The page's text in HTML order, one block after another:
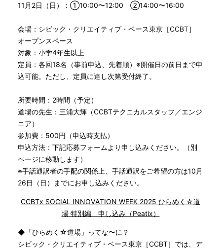
11月2日（日）：①10:00〜12:00 ②14:00〜16:00
会場：シビック・クリエイティブ・ベース東京［CCBT］
オープンスペース
対象：小学4年生以上
定員：各回18名（事前申込、先着順）※開催日の前日まで申
込可能。ただし、定員に達し次第受付終了。
所要時間：2時間（予定）
道場の先生：三浦大輝（CCBTテクニカルスタッフ／エンジ
ニア）
参加費：500円（申込時支払）
申込方法：下記応募フォームより申し込みください。（別
ページに移動します）
※手話通訳者の手配の関係上、手話通訳をご希望の方は10月
26日（日）までにお申し込みください。
CCBTx SOCIAL INNOVATION WEEK 2025 ひらめく☆道
場 特別編 申し込み（Peatix）
◆「ひらめく☆道場」ってな〜に？
シビック・クリエイティブ・ベース東京［CCBT］では、デ